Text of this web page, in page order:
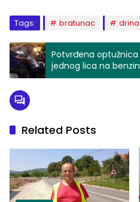
Tags: bratunac drina
Potvrđena
jednog lica na
maloljetnog lica
Related Posts